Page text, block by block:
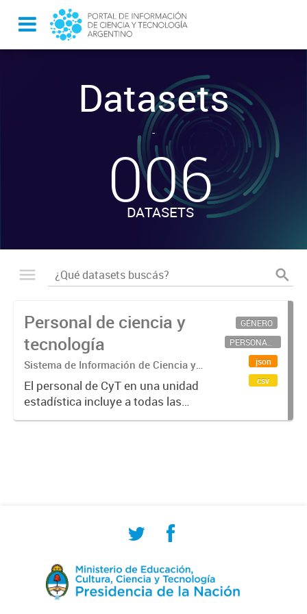
Datasets
-
006
DATASETS
Personal de ciencia y
tecnología
Sistema de Información de Ciencia y
Tecnología Argentino (SICYTAR)
El personal de CyT en una unidad
estadística incluye a todas las
personas involucradas
GÉNERO
PERSONAL CIENTÍFICO-TECNOLÓGICO
json
csv